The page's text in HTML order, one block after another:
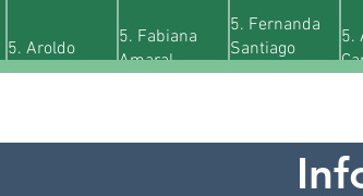
5. Aroldo
Gavioli
5. Fabiana
Amaral
5. Fernanda
Santiago
Santos
5.
6. Juliana
6. Izabela
6.